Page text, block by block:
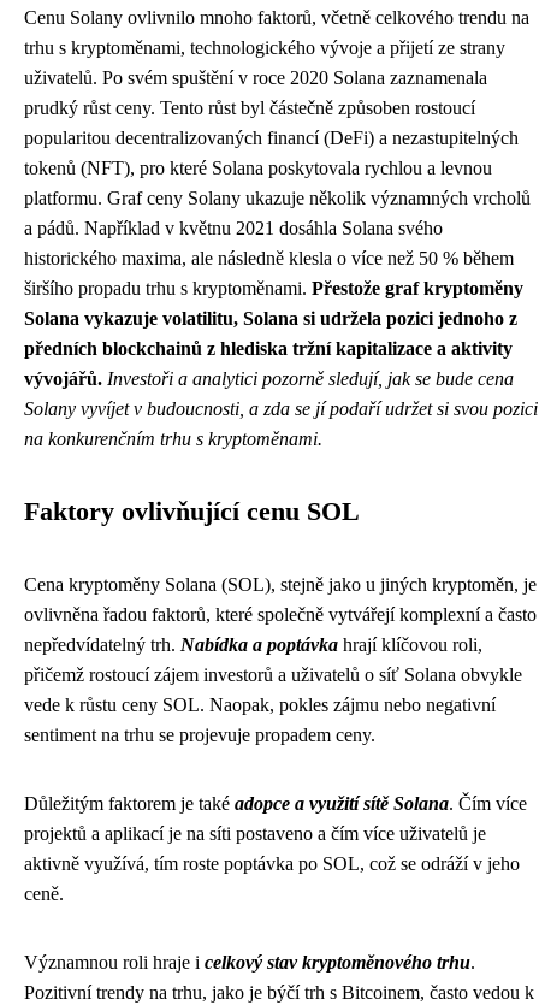
Cenu Solany ovlivnilo mnoho faktorů, včetně celkového trendu na
trhu s kryptoměnami, technologického vývoje a přijetí ze strany
uživatelů. Po svém spuštění v roce 2020 Solana zaznamenala
prudký růst ceny. Tento růst byl částečně způsoben rostoucí
popularitou decentralizovaných financí (DeFi) a nezastupitelných
tokenů (NFT), pro které Solana poskytovala rychlou a levnou
platformu. Graf ceny Solany ukazuje několik významných vrcholů
a pádů. Například v květnu 2021 dosáhla Solana svého
historického maxima, ale následně klesla o více než 50 % během
širšího propadu trhu s kryptoměnami. Přestože graf kryptoměny
Solana vykazuje volatilitu, Solana si udržela pozici jednoho z
předních blockchainů z hlediska tržní kapitalizace a aktivity
vývojářů. Investoři a analytici pozorně sledují, jak se bude cena
Solany vyvíjet v budoucnosti, a zda se jí podaří udržet si svou pozici
na konkurenčním trhu s kryptoměnami.
Faktory ovlivňující cenu SOL
Cena kryptoměny Solana (SOL), stejně jako u jiných kryptoměn, je
ovlivněna řadou faktorů, které společně vytvářejí komplexní a často
nepředvídatelný trh. Nabídka a poptávka hrají klíčovou roli,
přičemž rostoucí zájem investorů a uživatelů o síť Solana obvykle
vede k růstu ceny SOL. Naopak, pokles zájmu nebo negativní
sentiment na trhu se projevuje propadem ceny.
Důležitým faktorem je také adopce a využití sítě Solana. Čím více
projektů a aplikací je na síti postaveno a čím více uživatelů je
aktivně využívá, tím roste poptávka po SOL, což se odráží v jeho
ceně.
Významnou roli hraje i celkový stav kryptoměnového trhu.
Pozitivní trendy na trhu, jako je býčí trh s Bitcoinem, často vedou k